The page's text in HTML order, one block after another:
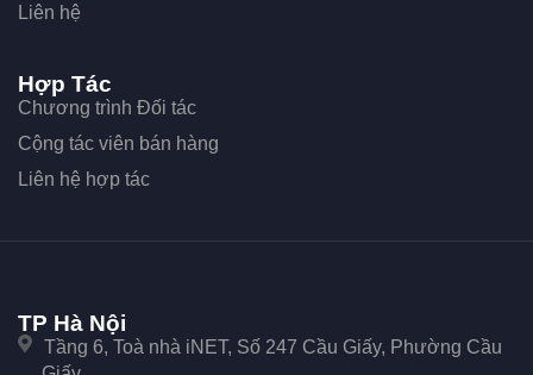
Liên hệ
Hợp Tác
Chương trình Đối tác
Cộng tác viên bán hàng
Liên hệ hợp tác
TP Hà Nội
Tầng 6, Toà nhà iNET, Số 247 Cầu Giấy, Phường Cầu